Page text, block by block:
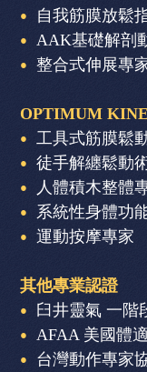
自我筋膜放鬆
AAK基礎解剖
整合式伸展專
OPTIMUM
工具式筋膜鬆
徒手解纏鬆動
人體積木整體
系統性身體功
運動按摩專家
其他專業認證
臼井靈氣 一階
AFAA 美國體
台灣動作專家